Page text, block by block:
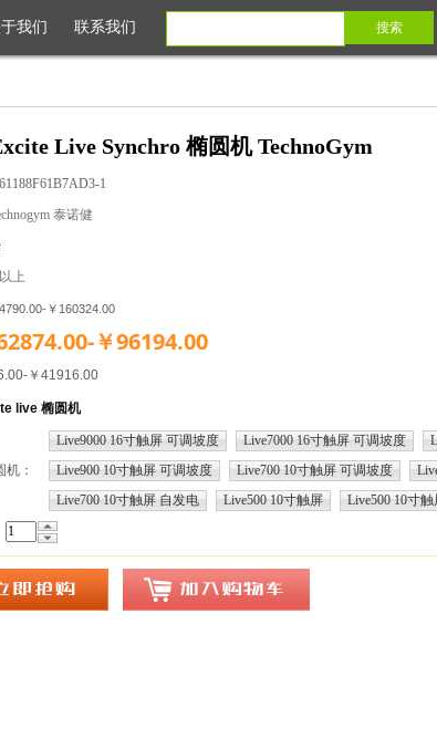
我们 联系我们
Live Synchro 椭圆机 TechnoGym
1
泰诺健
上
￥160324.00
￥96194.00
￥41916.00
live 椭圆机
机：
Live9000 16寸触屏 可调坡度 Live7000 16寸触屏 可调坡度
Live900 10寸触屏 可调坡度
Live700 10寸触屏 可调坡度
Live700 10寸触屏 自发电
Live500 10寸触屏 Live500 10寸